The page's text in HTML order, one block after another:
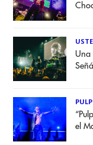
Una
PULP
el